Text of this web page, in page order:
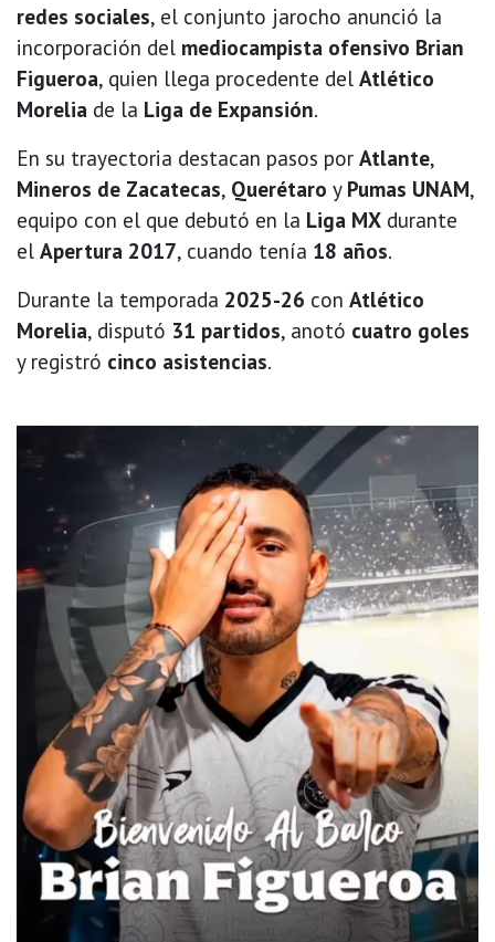
redes sociales, el conjunto jarocho anunció la
incorporación del mediocampista ofensivo Brian
Figueroa, quien llega procedente del Atlético
Morelia de la Liga de Expansión.
En su trayectoria destacan pasos por Atlante,
Mineros de Zacatecas, Querétaro y Pumas UNAM,
equipo con el que debutó en la Liga MX durante
el Apertura 2017, cuando tenía 18 años.
Durante la temporada 2025-26 con Atlético
Morelia, disputó 31 partidos, anotó cuatro goles
y registró cinco asistencias.